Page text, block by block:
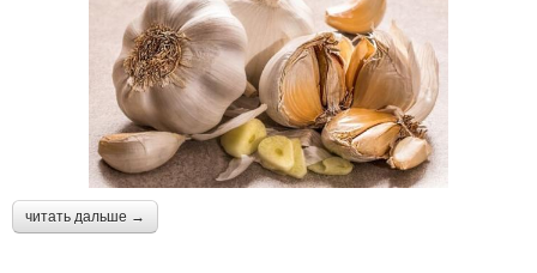
читать дальше →